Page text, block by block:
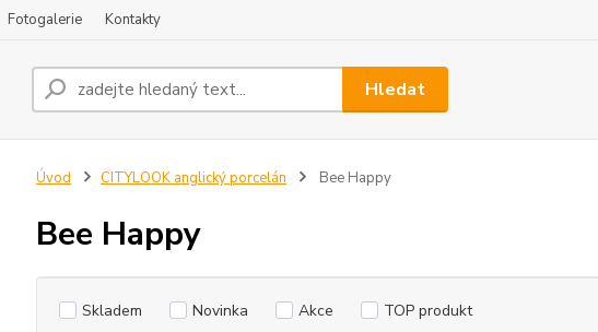
Fotogalerie Kontakty
Hledat
Úvod CITYLOOK anglický porcelán Bee Happy
Bee Happy
Skladem Novinka Akce TOP produkt